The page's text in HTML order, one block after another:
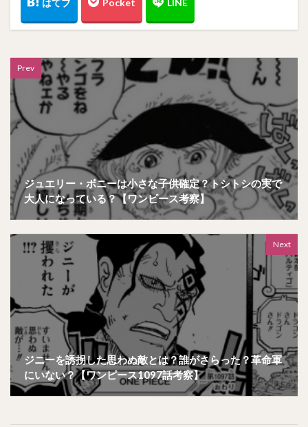
Prev
ジュエリー・ボニーは小さな子供確定？トシトシの実で
大人になっている？【ワンピース考察】
Next
ジニーを誘拐した思わぬ敵とは？誰がさらった？革命軍
にいない？【ワンピース1097話考察】